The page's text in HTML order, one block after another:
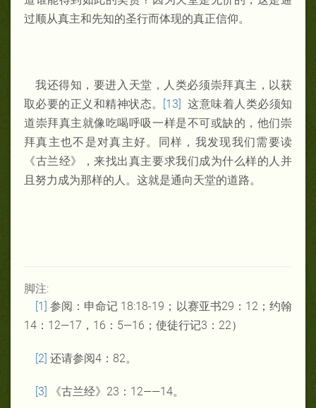
过顺从真主和先知的圣行而体现的真正信仰。
我还得知，要进入天堂，人类必须崇拜真主，以获
取必要的正义和精神状态。 [13] 这意味着人类必须知
道崇拜真主就像吃喝呼吸一样是不可或缺的，他们崇
拜真主也不是对真主好。同样，我发现我们需要读
《古兰经》，来找出真主要求我们成为什么样的人并
且努力成为那样的人。这就是通向天堂的道路。
脚注:
[1] 参阅：申命记 18:18-19；以赛亚书29：12；约翰
14：12—17，16：5—16；使徒行记3：22）
[2] 还请参阅4：82。
[3] 《古兰经》23：12——14。